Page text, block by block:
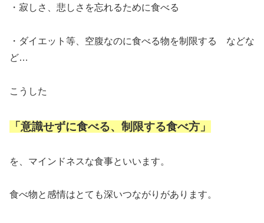
・寂しさ、悲しさを忘れるために食べる
・ダイエット等、空腹なのに食べる物を制限する などな
ど…
こうした
「意識せずに食べる、制限する食べ方」
を、マインドネスな食事といいます。
食べ物と感情はとても深いつながりがあります。